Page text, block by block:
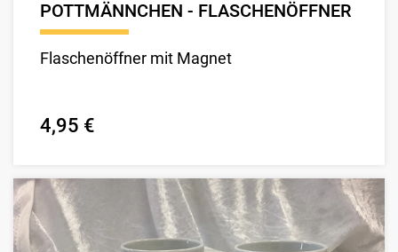
POTTMÄNNCHEN - FLASCHENÖFFNER
Flaschenöffner mit Magnet
4,95 €